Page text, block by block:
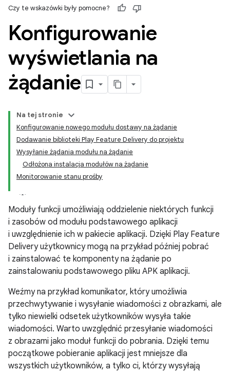
Czy te wskazówki były pomocne?
Konfigurowanie
wyświetlania na
żądanie
Na tej stronie
Konfigurowanie nowego modułu dostawy na żądanie
Dodawanie biblioteki Play Feature Delivery do projektu
Wysyłanie żądania modułu na żądanie
Odłożona instalacja modułów na żądanie
Monitorowanie stanu prośby
Moduły funkcji umożliwiają oddzielenie niektórych funkcji
i zasobów od modułu podstawowego aplikacji
i uwzględnienie ich w pakiecie aplikacji. Dzięki Play Feature
Delivery użytkownicy mogą na przykład później pobrać
i zainstalować te komponenty na żądanie po
zainstalowaniu podstawowego pliku APK aplikacji.
Weźmy na przykład komunikator, który umożliwia
przechwytywanie i wysyłanie wiadomości z obrazkami, ale
tylko niewielki odsetek użytkowników wysyła takie
wiadomości. Warto uwzględnić przesyłanie wiadomości
z obrazami jako moduł funkcji do pobrania. Dzięki temu
początkowe pobieranie aplikacji jest mniejsze dla
wszystkich użytkowników, a tylko ci, którzy wysyłają